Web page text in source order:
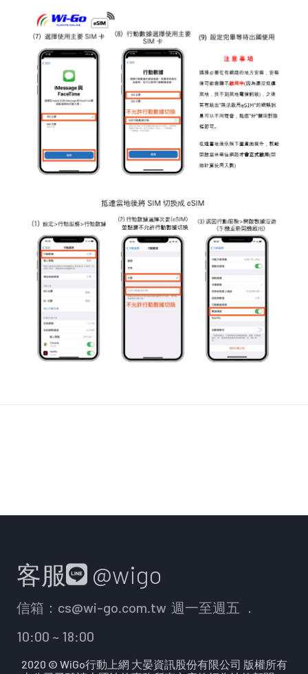
客服 @wigo
信箱： cs@wi-go.com.tw 週一至週五 ．
10:00 ~ 18:00
2020 © WiGo行動上網 大晏資訊股份有限公司 版權所有